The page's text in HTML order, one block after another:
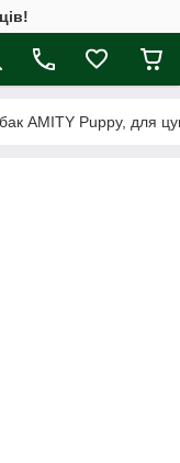
AMITY Puppy, для